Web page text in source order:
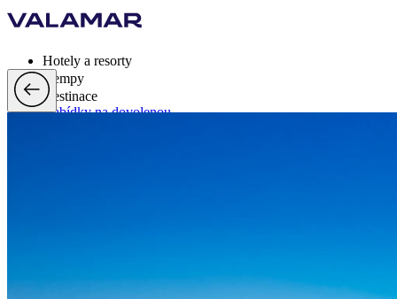
Hotely a resorty
Kempy
Destinace
Nabídky na dovolenou